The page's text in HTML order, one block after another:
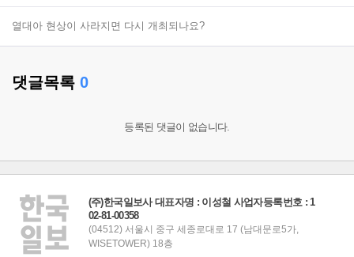
열대아 현상이 사라지면 다시 개최되나요?
댓글목록 0
등록된 댓글이 없습니다.
(주)한국일보사 대표자명 : 이성철 사업자등록번호 : 1
02-81-00358
(04512) 서울시 중구 세종로대로 17 (남대문로5가,
WISETOWER) 18층